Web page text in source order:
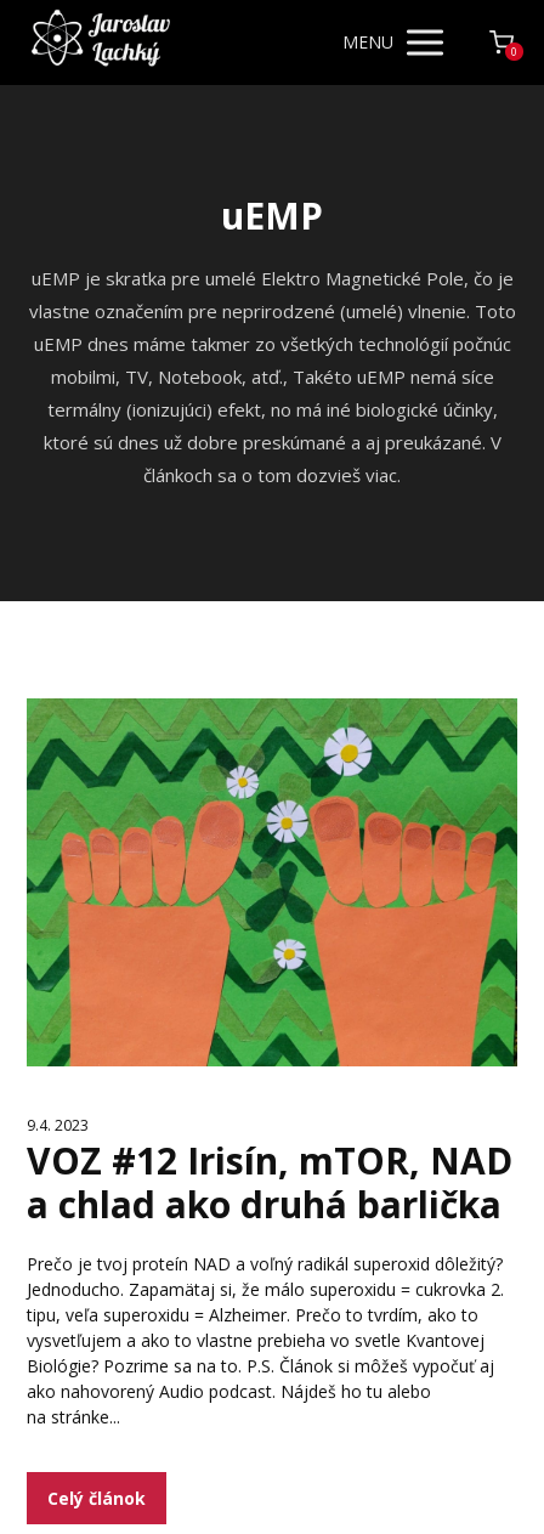
MENU 0
uEMP
uEMP je skratka pre umelé Elektro Magnetické Pole, čo je
vlastne označením pre neprirodzené (umelé) vlnenie. Toto
uEMP dnes máme takmer zo všetkých technológií počnúc
mobilmi, TV, Notebook, atď., Takéto uEMP nemá síce
termálny (ionizujúci) efekt, no má iné biologické účinky,
ktoré sú dnes už dobre preskúmané a aj preukázané. V
článkoch sa o tom dozvieš viac.
9.4. 2023
VOZ #12 Irisín, mTOR, NAD
a chlad ako druhá barlička
Prečo je tvoj proteín NAD a voľný radikál superoxid dôležitý?
Jednoducho. Zapamätaj si, že málo superoxidu = cukrovka 2.
tipu, veľa superoxidu = Alzheimer. Prečo to tvrdím, ako to
vysvetľujem a ako to vlastne prebieha vo svetle Kvantovej
Biológie? Pozrime sa na to. P.S. Článok si môžeš vypočuť aj
ako nahovorený Audio podcast. Nájdeš ho tu alebo
na stránke...
Celý článok